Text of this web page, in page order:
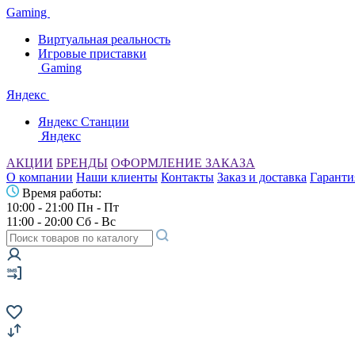
Gaming
Виртуальная реальность
Игровые приставки
Gaming
Яндекс
Яндекс Станции
Яндекс
АКЦИИ БРЕНДЫ ОФОРМЛЕНИЕ ЗАКАЗА
О компании Наши клиенты Контакты Заказ и доставка
Время работы:
10:00 - 21:00 Пн - Пт
11:00 - 20:00 Сб - Вс